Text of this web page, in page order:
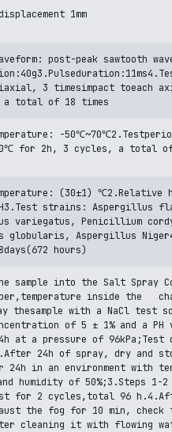
1mm
post-peak sawtooth
3 timesimpact toeach
a total of 18 times
-
for 2h, 3 cycles, a total of
(30±1) ℃2.Relative
strains: Aspergillus
variegatus, Penicillium
globularis, Aspergillus
hours)
sample into the Salt Spray
inside the
thesample with a NaCl test
of 5 ± 1% and a PH
at a pressure of 96kPa;Test
24h of spray, dry and
24h in an environment with
humidity of 50%;3.Steps 1-2
for 2 cycles,total 96
the fog for 10 min, check
cleaning it with flowing